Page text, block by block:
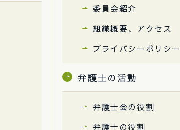
委員会紹介
組織概要、アクセス
プライバシーポリシー
弁護士の活動
弁護士会の役割
弁護士の役割